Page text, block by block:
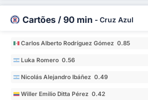
Cartões / 90 min - Cruz Azul
Carlos Alberto Rodríguez Gómez 0.85
Luka Romero 0.56
Nicolás Alejandro Ibáñez 0.49
Willer Emilio Ditta Pérez 0.42